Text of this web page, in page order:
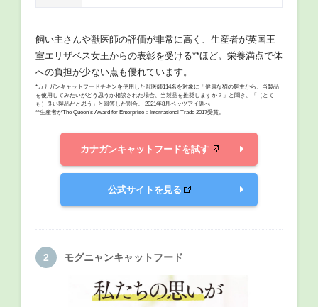
飼い主さんや獣医師の評価が非常に高く、生産者が英国王
室エリザベス女王からの表彰を受ける**ほど。栄養満点で体
への負担が少ない点も優れています。
*カナガンキャットフードチキンを使用した獣医師114名を対象に「健康な猫の飼主から、当製品
を使用してみたいがどう思うか相談された場合、当製品を推奨しますか？」と聞き、「（とて
も）良い製品だと思う」と回答した割合。 2021年8月ベッツアイ調べ
**生産者がThe Queen's Award for Enterprise：International Trade 2017受賞。
カナガンキャットフードを試す
公式サイトを見る
モグニャンキャットフード